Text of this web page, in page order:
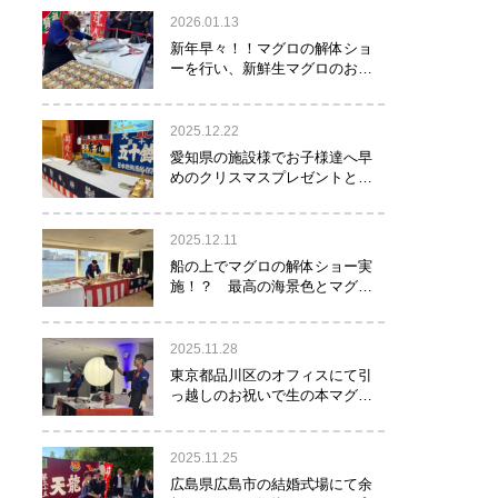
2026.01.13
新年早々！！マグロの解体ショ
ーを行い、新鮮生マグロのお寿
舞い！！！
2025.12.22
愛知県の施設様でお子様達へ早
めのクリスマスプレゼントとし
施！？
2025.12.11
船の上でマグロの解体ショー実
施！？ 最高の海景色とマグロ
2025.11.28
東京都品川区のオフィスにて引
っ越しのお祝いで生の本マグロ
体ショーを行いお祝いしてまい
りました
2025.11.25
広島県広島市の結婚式場にて余